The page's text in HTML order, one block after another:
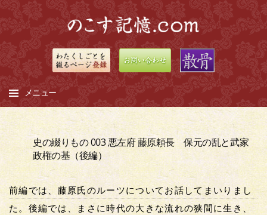
メニュー
コ
ン
テ
ン
ツ
へ
ス
史の綴りもの 003 悪左府 藤原頼長 保元の乱と武家
政権の基（後編）
前編では、藤原氏のルーツについてお話してまいりまし
た。後編では、まさに時代の大きな流れの狭間に生き、